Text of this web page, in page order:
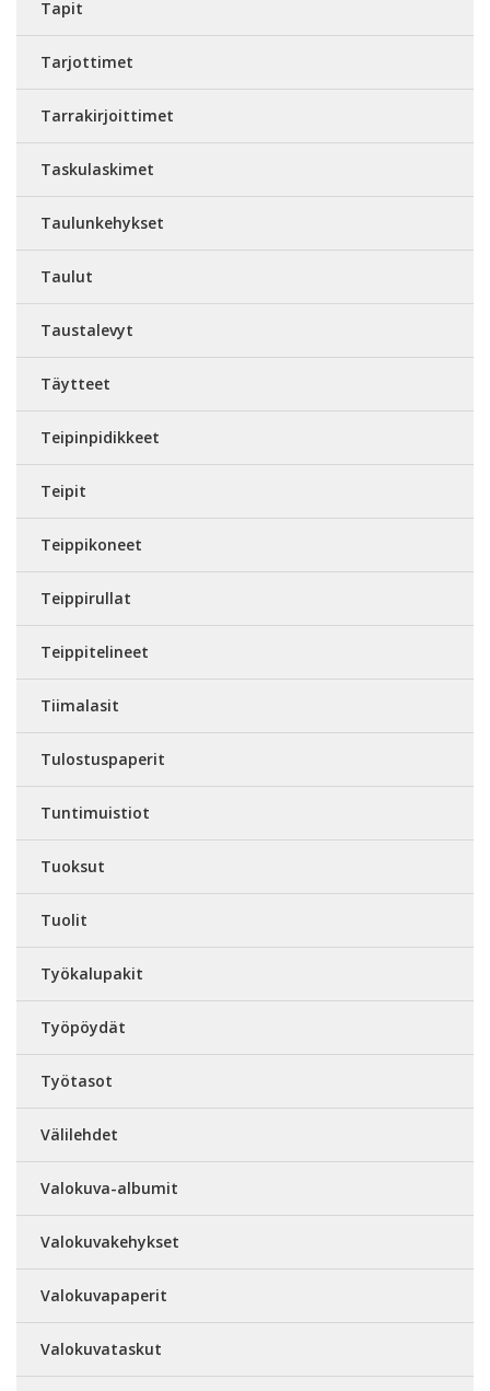
Tapit
Tarjottimet
Tarrakirjoittimet
Taskulaskimet
Taulunkehykset
Taulut
Taustalevyt
Täytteet
Teipinpidikkeet
Teipit
Teippikoneet
Teippirullat
Teippitelineet
Tiimalasit
Tulostuspaperit
Tuntimuistiot
Tuoksut
Tuolit
Työkalupakit
Työpöydät
Työtasot
Välilehdet
Valokuva-albumit
Valokuvakehykset
Valokuvapaperit
Valokuvataskut